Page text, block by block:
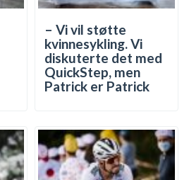
– Vi vil støtte
kvinnesykling. Vi
diskuterte det med
QuickStep, men
Patrick er Patrick